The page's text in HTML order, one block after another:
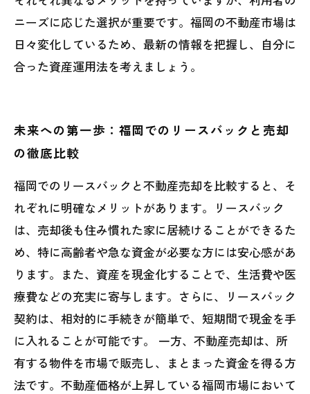
ニーズに応じた選択が重要です。福岡の不動産市場は
日々変化しているため、最新の情報を把握し、自分に
合った資産運用法を考えましょう。
未来への第一歩：福岡でのリースバックと売却
の徹底比較
福岡でのリースバックと不動産売却を比較すると、そ
れぞれに明確なメリットがあります。リースバック
は、売却後も住み慣れた家に居続けることができるた
め、特に高齢者や急な資金が必要な方には安心感があ
ります。また、資産を現金化することで、生活費や医
療費などの充実に寄与します。さらに、リースバック
契約は、相対的に手続きが簡単で、短期間で現金を手
に入れることが可能です。 一方、不動産売却は、所
有する物件を市場で販売し、まとまった資金を得る方
法です。不動産価格が上昇している福岡市場において